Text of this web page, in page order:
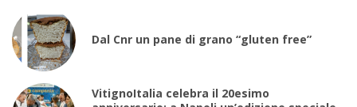
Dal Cnr un pane di grano “gluten free”
VitignoItalia celebra il 20esimo